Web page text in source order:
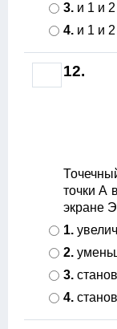
3. и 1 и
4. и 1 и
12.
точки А
экране
1.
2.
3.
4.